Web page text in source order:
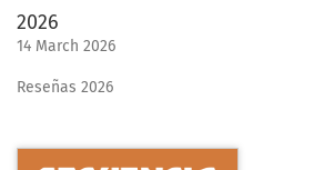
2026
14 March 2026
Reseñas 2026